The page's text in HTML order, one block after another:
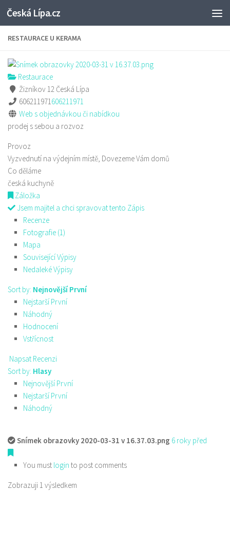
Skip to content
Česká Lípa.cz
RESTAURACE U KERAMA
Restaurace
Žizníkov 12 Česká Lípa
606211971606211971
Web s objednávkou či nabídkou
prodej s sebou a rozvoz
Provoz
Vyzvednutí na výdejním místě, Dovezeme Vám domů
Co děláme
česká kuchyně
Záložka
Jsem majitel a chci spravovat tento Zápis
Recenze
Fotografie (1)
Mapa
Související Výpisy
Nedaleké Výpisy
Sort by: Nejnovější První
Nejstarší První
Náhodný
Hodnocení
Vstřícnost
Napsat Recenzi
Sort by: Hlasy
Nejnovější První
Nejstarší První
Náhodný
Snímek obrazovky 2020-03-31 v 16.37.03.png 6 roky před
You must login to post comments
Zobrazuji 1 výsledkem